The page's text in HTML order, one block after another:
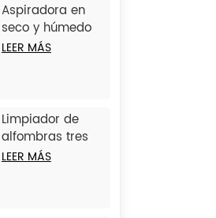
Aspiradora en
seco y húmedo
de hierro JC1245
LEER MÁS
Limpiador de
alfombras tres
en uno JIECHI
LEER MÁS